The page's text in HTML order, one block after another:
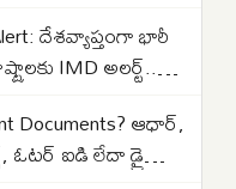
దేశవ్యాప్తంగా భారీ
IMD అలర్ట్..
కూడిన వానలు..
Documents? ఆధార్,
ఐడి లేదా డ్రైవింగ్